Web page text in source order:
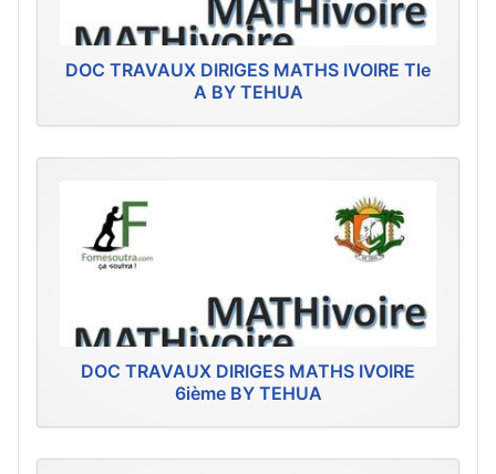
DOC TRAVAUX DIRIGES MATHS IVOIRE Tle
A BY TEHUA
DOC TRAVAUX DIRIGES MATHS IVOIRE
6ième BY TEHUA